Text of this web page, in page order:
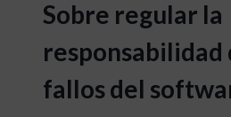
Sobre regular la
responsabilidad
fallos del